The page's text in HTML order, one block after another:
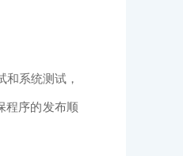
系统测试，
程序的发布顺